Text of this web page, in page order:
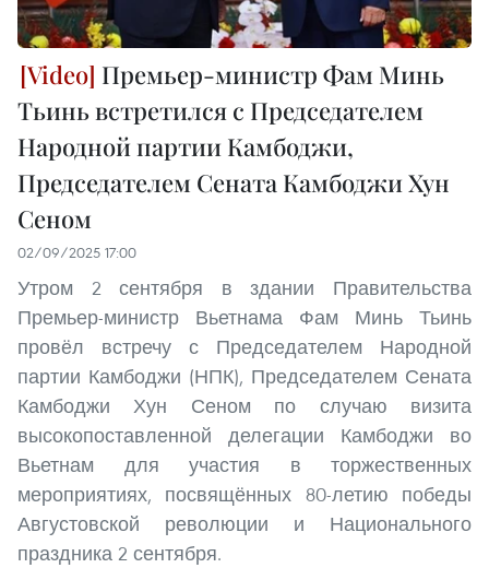
Премьер-министр Фам Минь
Тьинь встретился с Председателем
Народной партии Камбоджи,
Председателем Сената Камбоджи Хун
Сеном
02/09/2025 17:00
Утром 2 сентября в здании Правительства
Премьер-министр Вьетнама Фам Минь Тьинь
провёл встречу с Председателем Народной
партии Камбоджи (НПК), Председателем Сената
Камбоджи Хун Сеном по случаю визита
высокопоставленной делегации Камбоджи во
Вьетнам для участия в торжественных
мероприятиях, посвящённых 80-летию победы
Августовской революции и Национального
праздника 2 сентября.